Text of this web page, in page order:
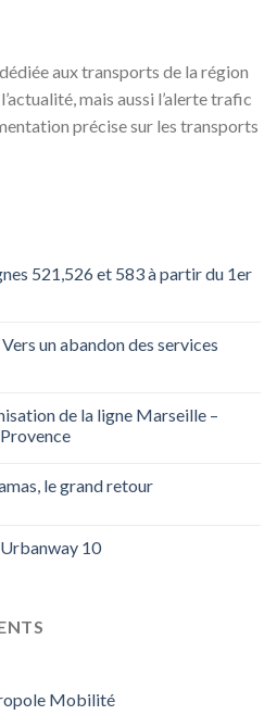
aux transports de la région
mais aussi l’alerte trafic
précise sur les transports
521,526 et 583 à partir du 1er
un abandon des services
de la ligne Marseille –
le grand retour
10
Mobilité